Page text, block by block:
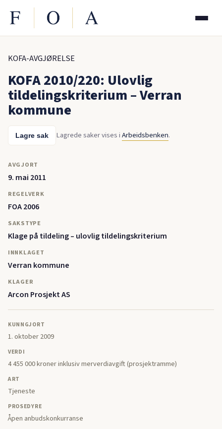
KOFA-AVGJØRELSE
KOFA 2010/220: Ulovlig
tildelingskriterium – Verran
kommune
Lagre sak Lagrede saker vises iArbeidsbenken.
AVGJORT
9. mai 2011
REGELVERK
FOA 2006
SAKSTYPE
Klage på tildeling – ulovlig tildelingskriterium
INNKLAGET
Verran kommune
KLAGER
Arcon Prosjekt AS
KUNNGJORT
1. oktober 2009
VERDI
4 455 000 kroner inklusiv merverdiavgift (prosjektramme)
ART
Tjeneste
PROSEDYRE
Åpen anbudskonkurranse